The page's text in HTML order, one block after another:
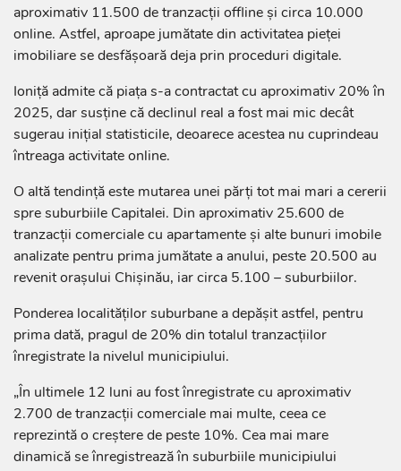
aproximativ 11.500 de tranzacții offline și circa 10.000
online. Astfel, aproape jumătate din activitatea pieței
imobiliare se desfășoară deja prin proceduri digitale.
Ioniță admite că piața s-a contractat cu aproximativ 20% în
2025, dar susține că declinul real a fost mai mic decât
sugerau inițial statisticile, deoarece acestea nu cuprindeau
întreaga activitate online.
O altă tendință este mutarea unei părți tot mai mari a cererii
spre suburbiile Capitalei. Din aproximativ 25.600 de
tranzacții comerciale cu apartamente și alte bunuri imobile
analizate pentru prima jumătate a anului, peste 20.500 au
revenit orașului Chișinău, iar circa 5.100 – suburbiilor.
Ponderea localităților suburbane a depășit astfel, pentru
prima dată, pragul de 20% din totalul tranzacțiilor
înregistrate la nivelul municipiului.
„În ultimele 12 luni au fost înregistrate cu aproximativ
2.700 de tranzacții comerciale mai multe, ceea ce
reprezintă o creștere de peste 10%. Cea mai mare
dinamică se înregistrează în suburbiile municipiului